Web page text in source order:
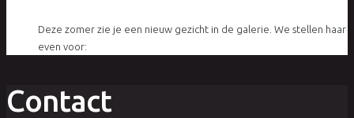
Deze zomer zie je een nieuw gezicht in de galerie. We stellen haar
even voor:
Contact